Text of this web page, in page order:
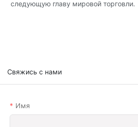
следующую главу мировой торговли.
Свяжись с нами
Имя